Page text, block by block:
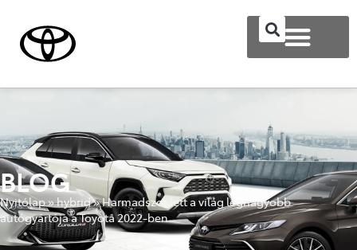
BLOG
Nyitólap»hybrid»Harmadszor lett a világ legnagyobb
autógyártója a Toyota 2022-ben